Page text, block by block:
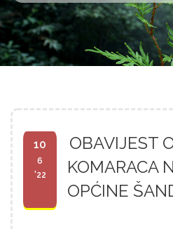
10
6
'22
OBAVIJEST
KOMARACA
OPĆINE